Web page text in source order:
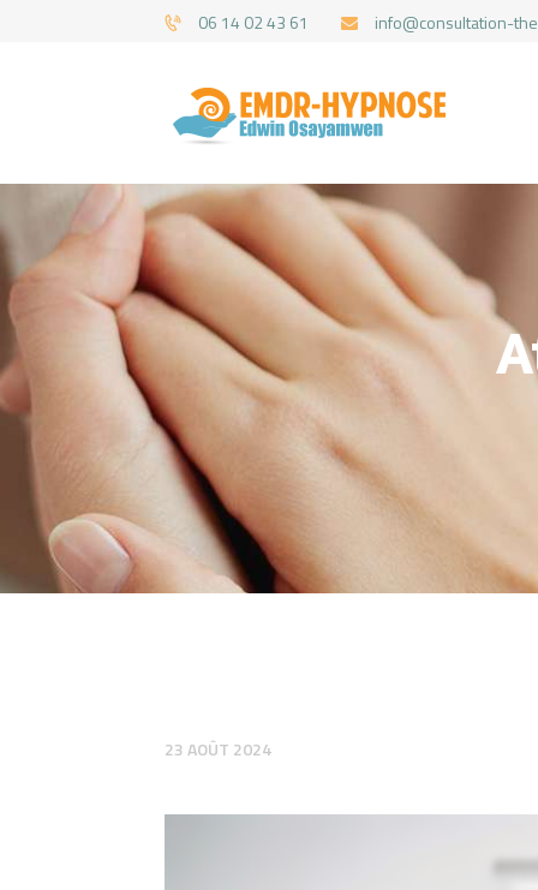
06 14 02 43 61 info@consultation-
23 AOÛT 2024